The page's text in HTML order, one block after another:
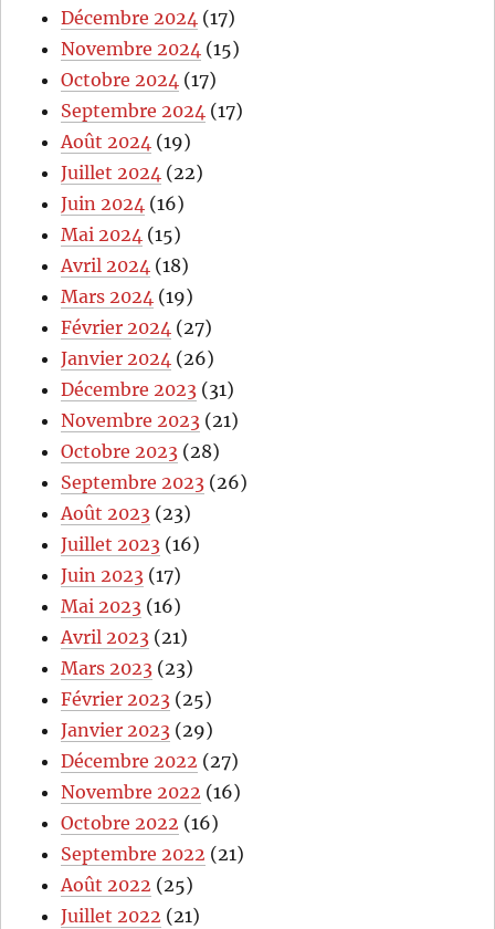
Décembre 2024 (17)
Novembre 2024 (15)
Octobre 2024 (17)
Septembre 2024 (17)
Août 2024 (19)
Juillet 2024 (22)
Juin 2024 (16)
Mai 2024 (15)
Avril 2024 (18)
Mars 2024 (19)
Février 2024 (27)
Janvier 2024 (26)
Décembre 2023 (31)
Novembre 2023 (21)
Octobre 2023 (28)
Septembre 2023 (26)
Août 2023 (23)
Juillet 2023 (16)
Juin 2023 (17)
Mai 2023 (16)
Avril 2023 (21)
Mars 2023 (23)
Février 2023 (25)
Janvier 2023 (29)
Décembre 2022 (27)
Novembre 2022 (16)
Octobre 2022 (16)
Septembre 2022 (21)
Août 2022 (25)
Juillet 2022 (21)